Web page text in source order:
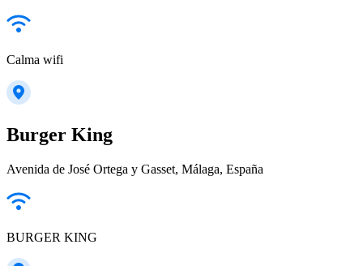
Calma wifi
Burger King
Avenida de José Ortega y Gasset, Málaga, España
BURGER KING